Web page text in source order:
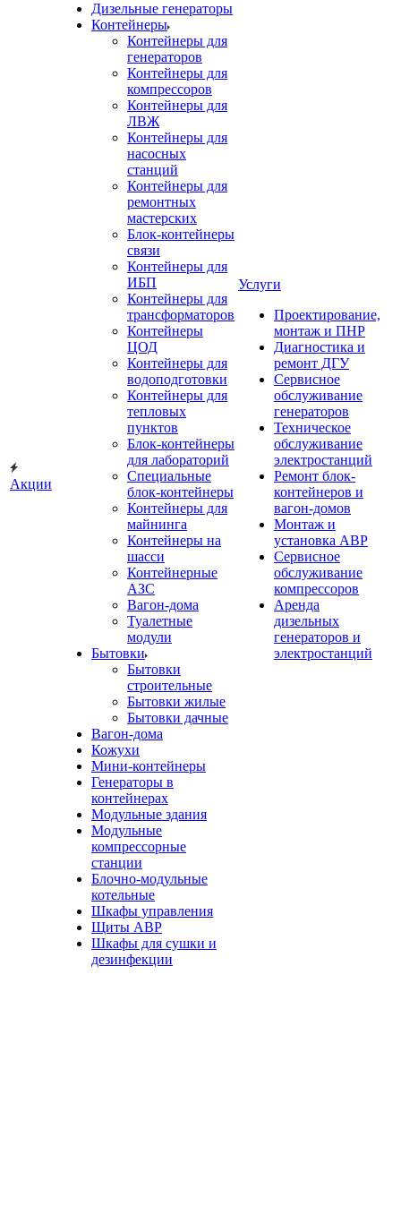
Акции
Дизельные генераторы
Контейнеры
Контейнеры для
генераторов
Контейнеры для
компрессоров
Контейнеры для
ЛВЖ
Контейнеры для
насосных
станций
Контейнеры для
ремонтных
мастерских
Блок-контейнеры
связи
Контейнеры для
ИБП
Контейнеры для
трансформаторов
Контейнеры
ЦОД
Контейнеры для
водоподготовки
Контейнеры для
тепловых
пунктов
Блок-контейнеры
для лабораторий
Специальные
блок-контейнеры
Контейнеры для
майнинга
Контейнеры на
шасси
Контейнерные
АЗС
Вагон-дома
Туалетные
модули
Бытовки
Бытовки
строительные
Бытовки жилые
Бытовки дачные
Вагон-дома
Кожухи
Мини-контейнеры
Генераторы в
контейнерах
Модульные здания
Модульные
компрессорные
станции
Блочно-модульные
котельные
Шкафы управления
Щиты АВР
Шкафы для сушки и
дезинфекции
Услуги
Проектирование,
монтаж и ПНР
Диагностика и
ремонт ДГУ
Сервисное
обслуживание
генераторов
Техническое
обслуживание
электростанций
Ремонт блок-
контейнеров и
вагон-домов
Монтаж и
установка АВР
Сервисное
обслуживание
компрессоров
Аренда
дизельных
генераторов и
электростанций